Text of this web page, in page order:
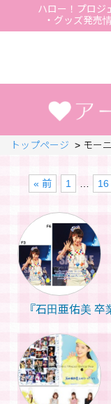
ハロー！プロジ
・グッズ発売
トップページ > モー
« 前 1 16
『石田亜佑美 卒